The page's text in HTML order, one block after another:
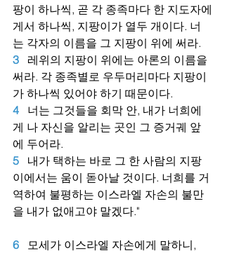
팡이 하나씩, 곧 각 종족마다 한 지도자에
게서 하나씩, 지팡이가 열두 개이다. 너
는 각자의 이름을 그 지팡이 위에 써라.
3
레위의 지팡이 위에는 아론의 이름을
써라. 각 종족별로 우두머리마다 지팡이
가 하나씩 있어야 하기 때문이다.
4
너는 그것들을 회막 안, 내가 너희에
게 나 자신을 알리는 곳인 그 증거궤 앞
에 두어라.
5
내가 택하는 바로 그 한 사람의 지팡
이에서는 움이 돋아날 것이다. 너희를 거
역하여 불평하는 이스라엘 자손의 불만
을 내가 없애고야 말겠다."
6
모세가 이스라엘 자손에게 말하니,